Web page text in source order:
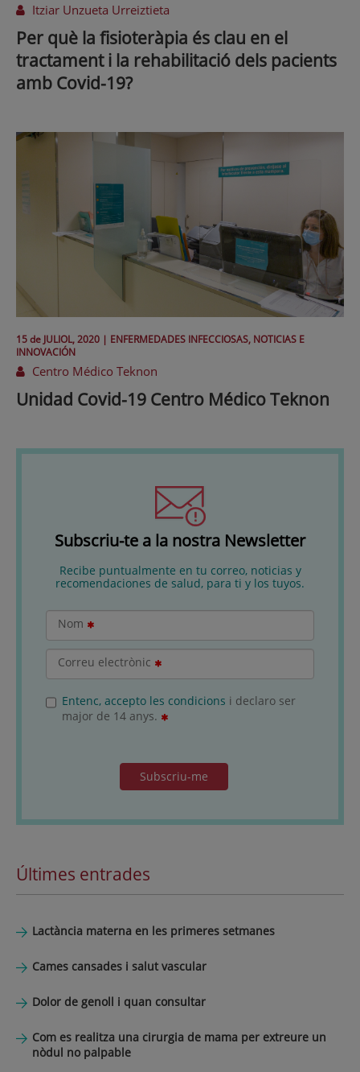
Itziar Unzueta Urreiztieta
Per què la fisioteràpia és clau en el
tractament i la rehabilitació dels pacients
amb Covid-19?
15 de JULIOL, 2020 | ENFERMEDADES INFECCIOSAS, NOTICIAS E
INNOVACIÓN
Centro Médico Teknon
Unidad Covid-19 Centro Médico Teknon
Subscriu-te a la nostra Newsletter
Recibe puntualmente en tu correo, noticias y
recomendaciones de salud, para ti y los tuyos.
Nom
Correu electrònic
Entenc, accepto les condicions i declaro ser
major de 14 anys.
Subscriu-me
Últimes entrades
Lactància materna en les primeres setmanes
Cames cansades i salut vascular
Dolor de genoll i quan consultar
Com es realitza una cirurgia de mama per extreure un
nòdul no palpable